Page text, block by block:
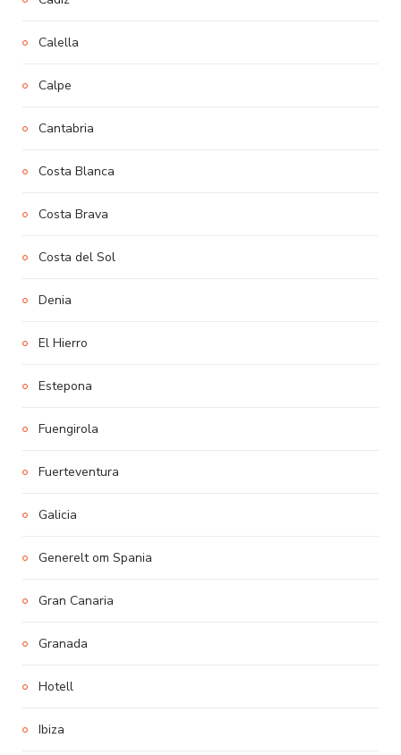
Calella
Calpe
Cantabria
Costa Blanca
Costa Brava
Costa del Sol
Denia
El Hierro
Estepona
Fuengirola
Fuerteventura
Galicia
Generelt om Spania
Gran Canaria
Granada
Hotell
Ibiza